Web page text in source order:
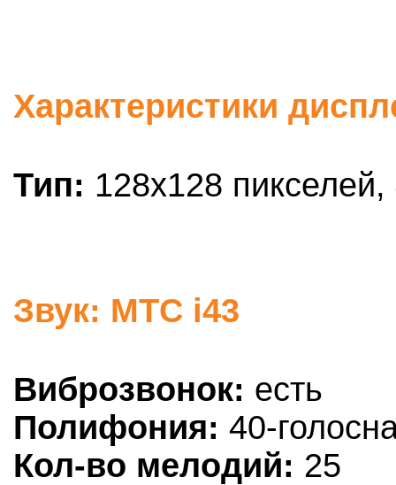
Характеристики
Тип: 128x128
Звук: МТС i43
Виброзвонок: есть
Полифония: 40-
Кол-во мелодий: 25